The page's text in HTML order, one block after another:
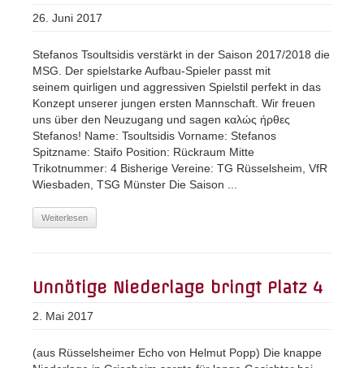
26. Juni 2017
Stefanos Tsoultsidis verstärkt in der Saison 2017/2018 die
MSG. Der spielstarke Aufbau-Spieler passt mit
seinem quirligen und aggressiven Spielstil perfekt in das
Konzept unserer jungen ersten Mannschaft. Wir freuen
uns über den Neuzugang und sagen καλώς ήρθες
Stefanos! Name: Tsoultsidis Vorname: Stefanos
Spitzname: Staifo Position: Rückraum Mitte
Trikotnummer: 4 Bisherige Vereine: TG Rüsselsheim, VfR
Wiesbaden, TSG Münster Die Saison ...
Weiterlesen
Unnötige Niederlage bringt Platz 4
2. Mai 2017
(aus Rüsselsheimer Echo von Helmut Popp) Die knappe